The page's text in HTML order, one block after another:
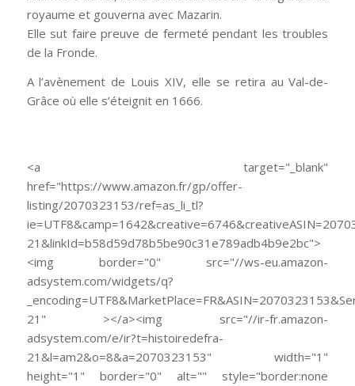
royaume et gouverna avec Mazarin.
Elle sut faire preuve de fermeté pendant les troubles
de la Fronde.
A l’avènement de Louis XIV, elle se retira au Val-de-
Grâce où elle s’éteignit en 1666.
<a target="_blank"
href="https://www.amazon.fr/gp/offer-
listing/2070323153/ref=as_li_tl?
21&linkId=b58d59d78b5be90c31e789adb4b9e2bc">
<img border="0" src="//ws-eu.amazon-
adsystem.com/widgets/q?
21" ></a><img src="//ir-fr.amazon-
adsystem.com/e/ir?t=histoiredefra-
21&l=am2&o=8&a=2070323153" width="1"
height="1" border="0" alt="" style="border:none